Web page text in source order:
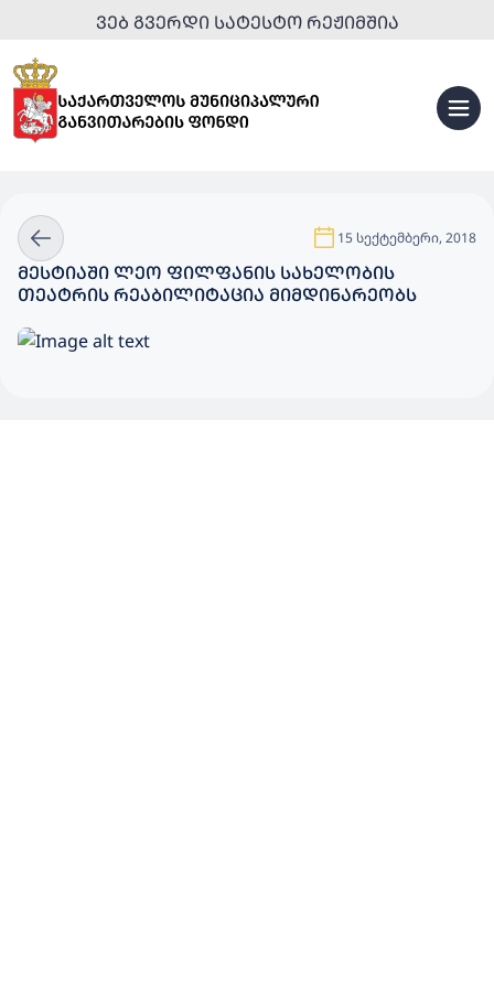
ᲕᲔᲑ ᲒᲕᲔᲠᲓᲘ ᲡᲐᲢᲔᲡᲢᲝ ᲠᲔᲟᲘᲛᲨᲘᲐ
15 სექტემბერი, 2018
ᲛᲔᲡᲢᲘᲐᲨᲘ ᲚᲔᲝ ᲤᲘᲚᲤᲐᲜᲘᲡ ᲡᲐᲮᲔᲚᲝᲑᲘᲡ
ᲗᲔᲐᲢᲠᲘᲡ ᲠᲔᲐᲑᲘᲚᲘᲢᲐᲪᲘᲐ ᲛᲘᲛᲓᲘᲜᲐᲠᲔᲝᲑᲡ